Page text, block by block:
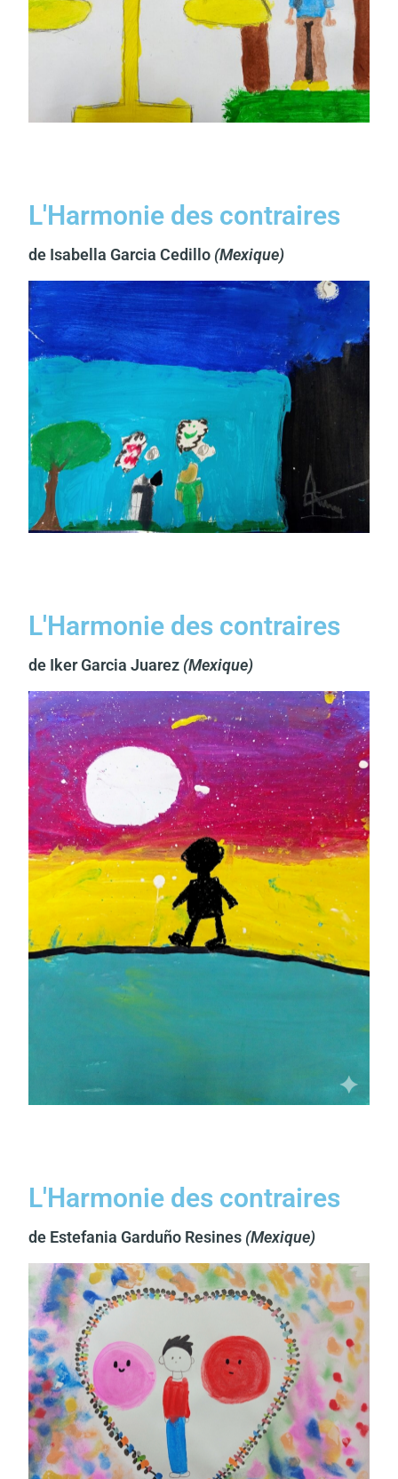
L'Harmonie des contraires
de Isabella Garcia Cedillo (Mexique)
L'Harmonie des contraires
de Iker Garcia Juarez (Mexique)
L'Harmonie des contraires
de Estefania Garduño Resines (Mexique)